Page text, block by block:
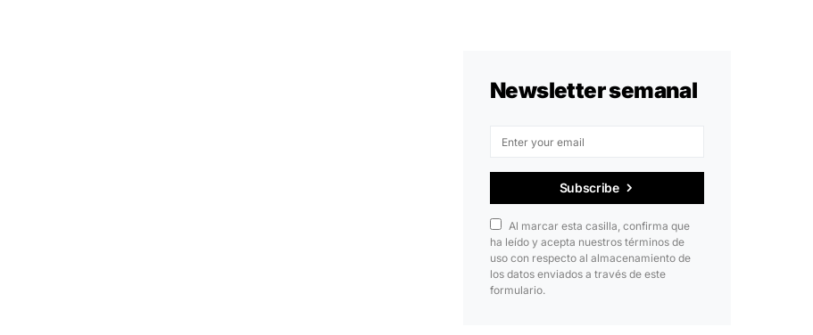
Newsletter semanal
Subscribe
Al marcar esta casilla, confirma que
ha leído y acepta nuestros términos de
uso con respecto al almacenamiento de
los datos enviados a través de este
formulario.